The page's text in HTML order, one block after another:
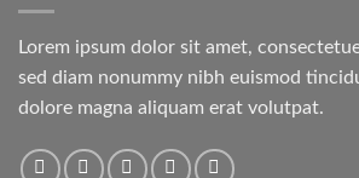
Lorem ipsum dolor sit amet,
sed diam nonummy nibh euismod
dolore magna aliquam erat volutpat.